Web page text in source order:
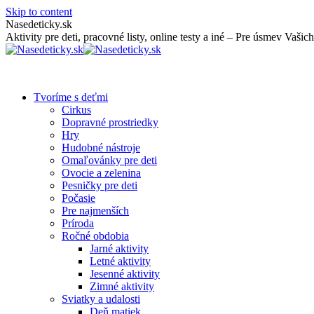
Skip to content
Nasedeticky.sk
Aktivity pre deti, pracovné listy, online testy a iné – Pre úsmev
Tvoríme s deťmi
Cirkus
Dopravné prostriedky
Hry
Hudobné nástroje
Omaľovánky pre deti
Ovocie a zelenina
Pesničky pre deti
Počasie
Pre najmenších
Príroda
Ročné obdobia
Jarné aktivity
Letné aktivity
Jesenné aktivity
Zimné aktivity
Sviatky a udalosti
Deň matiek